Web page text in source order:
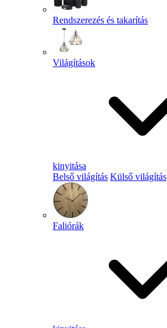
Rendszerezés és takarítás
Világítások
kinyitása
Belső világítás Külső világítás
Faliórák